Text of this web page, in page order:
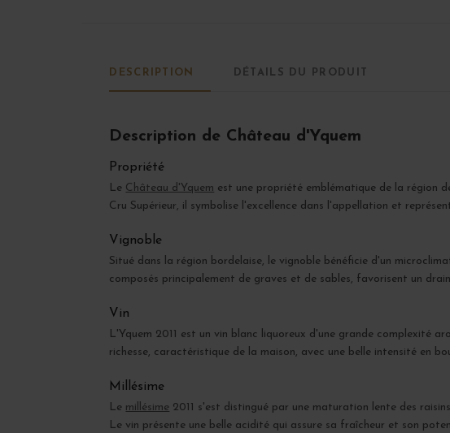
DESCRIPTION DÉTAILS DU PRODUIT
Description de Château d'Yquem
Propriété
Le Château d'Yquem est une propriété emblématique de la région
Cru Supérieur, il symbolise l'excellence dans l'appellation et
Vignoble
Situé dans la région bordelaise, le vignoble bénéficie d'un
composés principalement de graves et de sables, favorisent un
Vin
L'Yquem 2011 est un vin blanc liquoreux d'une grande complexité
richesse, caractéristique de la maison, avec une belle intensité en
Millésime
Le millésime 2011 s'est distingué par une maturation lente des
Le vin présente une belle acidité qui assure sa fraîcheur et son